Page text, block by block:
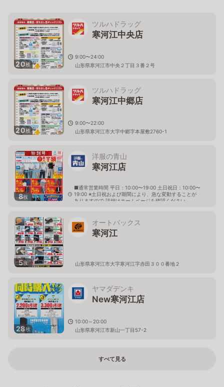
20枚
ツルハドラッグ
寒河江中央店
9:00〜24:00
山形県寒河江市中央２丁目３番２号
20枚
ツルハドラッグ
寒河江中郷店
9:00〜22:00
山形県寒河江市大字中郷字本屋敷2760-1
8枚
洋服の青山
寒河江店
■通常営業時間 平日：10:00〜19:00 土日祝日：10:00〜
19:00 ※土日祝および期間により、急な変動することが
ありますので 詳細はホームページを確認ください
5枚
オートバックス
寒河江
山形県寒河江市大字寒河江字赤田３００番地２
28枚
ヤマダデンキ
New寒河江店
10:00～20:00
山形県寒河江市新山一丁目57-2
すべて見る